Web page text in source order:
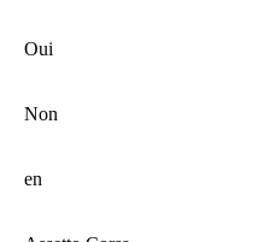
Oui
Non
en